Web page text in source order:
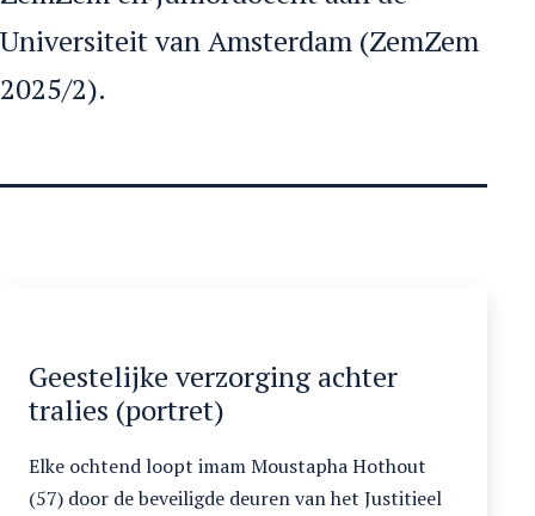
Universiteit van Amsterdam (ZemZem
2025/2).
Geestelijke verzorging achter
tralies (portret)
Elke ochtend loopt imam Moustapha Hothout
(57) door de beveiligde deuren van het Justitieel